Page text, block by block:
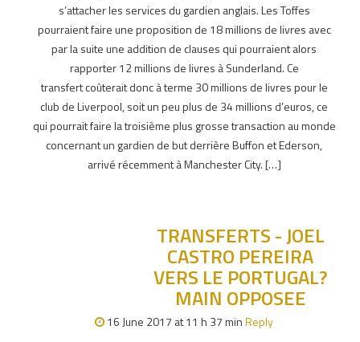
s’attacher les services du gardien anglais. Les Toffes
pourraient faire une proposition de 18 millions de livres avec
par la suite une addition de clauses qui pourraient alors
rapporter 12 millions de livres à Sunderland. Ce
transfert coûterait donc à terme 30 millions de livres pour le
club de Liverpool, soit un peu plus de 34 millions d’euros, ce
qui pourrait faire la troisième plus grosse transaction au monde
concernant un gardien de but derrière Buffon et Ederson,
arrivé récemment à Manchester City. […]
TRANSFERTS - JOEL
CASTRO PEREIRA
VERS LE PORTUGAL?
MAIN OPPOSEE
16 June 2017 at 11 h 37 minReply